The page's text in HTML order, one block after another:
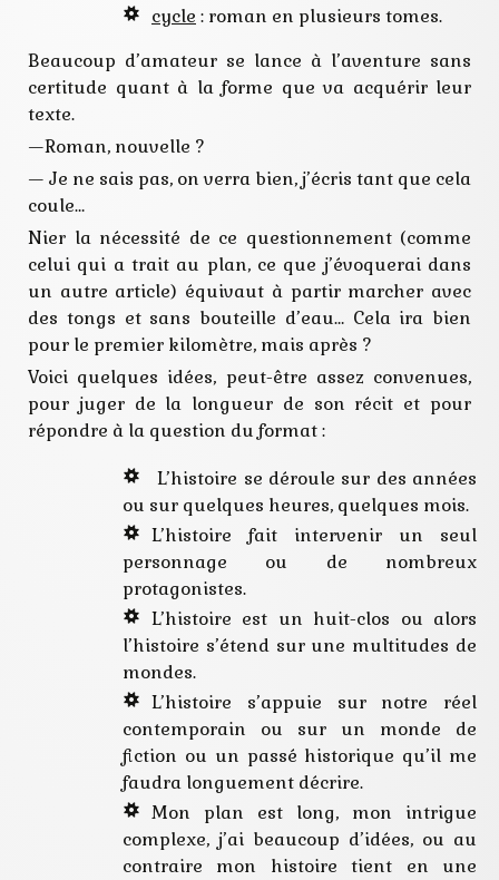
cycle : roman en plusieurs tomes.
Beaucoup d’amateur se lance à l’aventure sans
certitude quant à la forme que va acquérir leur
texte.
—Roman, nouvelle ?
— Je ne sais pas, on verra bien, j’écris tant que cela
coule…
Nier la nécessité de ce questionnement (comme
celui qui a trait au plan, ce que j’évoquerai dans
un autre article) équivaut à partir marcher avec
des tongs et sans bouteille d’eau… Cela ira bien
pour le premier kilomètre, mais après ?
Voici quelques idées, peut-être assez convenues,
pour juger de la longueur de son récit et pour
répondre à la question du format :
L’histoire se déroule sur des années
ou sur quelques heures, quelques mois.
L’histoire fait intervenir un seul
personnage ou de nombreux
protagonistes.
L’histoire est un huit-clos ou alors
l’histoire s’étend sur une multitudes de
mondes.
L’histoire s’appuie sur notre réel
contemporain ou sur un monde de
fiction ou un passé historique qu’il me
faudra longuement décrire.
Mon plan est long, mon intrigue
complexe, j’ai beaucoup d’idées, ou au
contraire mon histoire tient en une